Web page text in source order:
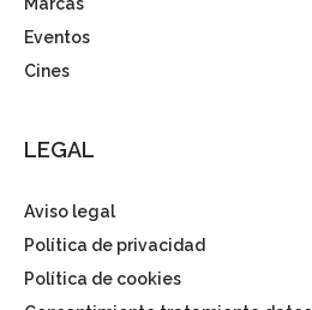
Marcas
Eventos
Cines
LEGAL
Aviso legal
Política de privacidad
Política de cookies